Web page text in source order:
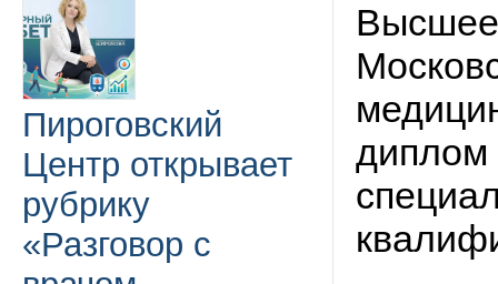
Пироговский
Центр открывает
рубрику
«Разговор с